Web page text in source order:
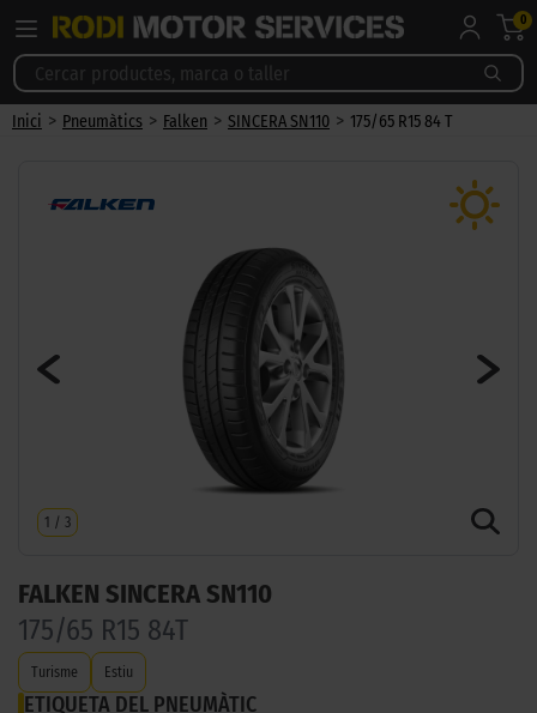
0
Inici > Pneumàtics > Falken > SINCERA SN110 > 175/65 R15 84 T
1 / 3
FALKEN SINCERA SN110
175/65 R15 84T
Turisme Estiu
ETIQUETA DEL PNEUMÀTIC